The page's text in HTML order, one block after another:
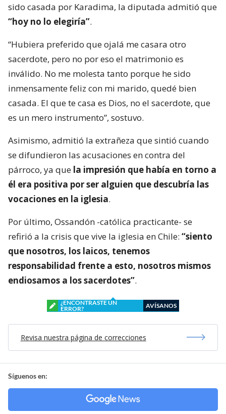
sido casada por Karadima, la diputada admitió que
“hoy no lo elegiría”.
“Hubiera preferido que ojalá me casara otro
sacerdote, pero no por eso el matrimonio es
inválido. No me molesta tanto porque he sido
inmensamente feliz con mi marido, quedé bien
casada. El que te casa es Dios, no el sacerdote, que
es un mero instrumento”, sostuvo.
Asimismo, admitió la extrañeza que sintió cuando
se difundieron las acusaciones en contra del
párroco, ya que la impresión que había en torno a
él era positiva por ser alguien que descubría las
vocaciones en la iglesia.
Por último, Ossandón -católica practicante- se
refirió a la crisis que vive la iglesia en Chile: “siento
que nosotros, los laicos, tenemos
responsabilidad frente a esto, nosotros mismos
endiosamos a los sacerdotes”.
¿ENCONTRASTE UN
ERROR?
AVÍSANOS
Revisa nuestra página de correcciones
Síguenos en: